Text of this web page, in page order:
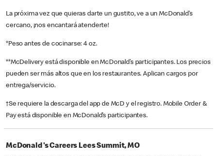
La próxima vez que quieras darte un gustito, ve a un McDonald’s
cercano, ¡nos encantará atenderte!
*Peso antes de cocinarse: 4 oz.
**McDelivery está disponible en McDonald’s participantes. Los precios
pueden ser más altos que en los restaurantes. Aplican cargos por
entrega/servicio.
†Se requiere la descarga del app de McD y el registro. Mobile Order &
Pay está disponible en McDonald’s participantes.
McDonald's Careers Lees Summit, MO